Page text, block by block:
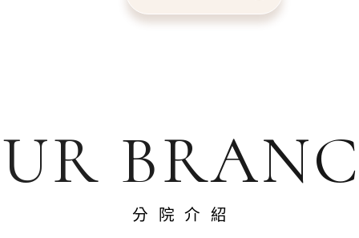
分院介紹